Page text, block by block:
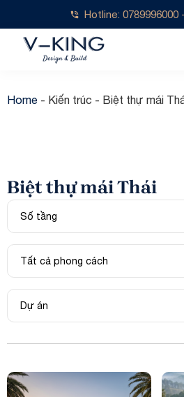
Hotline: 0789996000
Home - Kiến trúc - Biệt thự mái
Biệt thự mái Thái